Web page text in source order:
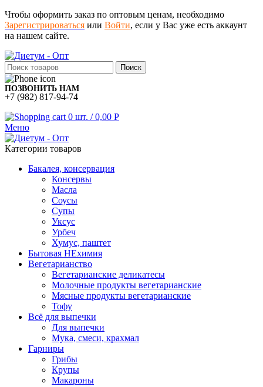
Чтобы оформить заказ по оптовым ценам, необходимо
Зарегистрироваться или Войти, если у Вас уже есть аккаунт
на нашем сайте.
Поиск
ПОЗВОНИТЬ НАМ
+7 (982) 817-94-74
0 шт. / 0,00 Р
Меню
Категории товаров
Бакалея, консервация
Консервы
Масла
Соусы
Супы
Уксус
Урбеч
Хумус, паштет
Бытовая НЕхимия
Вегетарианство
Вегетарианские деликатесы
Молочные продукты вегетарианские
Мясные продукты вегетарианские
Тофу
Всё для выпечки
Для выпечки
Мука, смеси, крахмал
Гарниры
Грибы
Крупы
Макароны